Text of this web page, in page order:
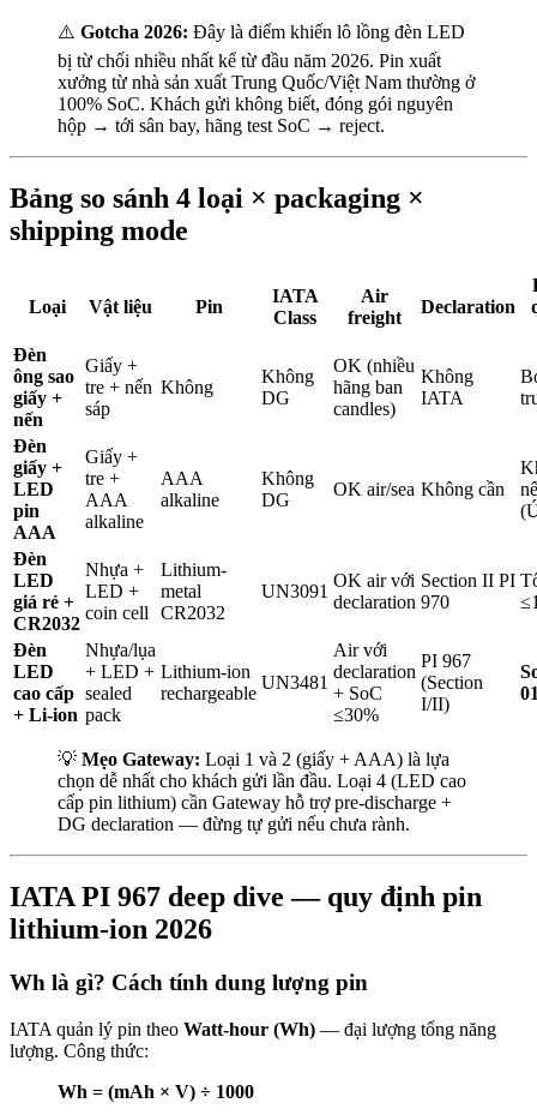
⚠️ Gotcha 2026: Đây là điểm khiến lô lồng đèn LED
bị từ chối nhiều nhất kể từ đầu năm 2026. Pin xuất
xưởng từ nhà sản xuất Trung Quốc/Việt Nam thường ở
100% SoC. Khách gửi không biết, đóng gói nguyên
hộp → tới sân bay, hãng test SoC → reject.
Bảng so sánh 4 loại × packaging ×
shipping mode
Loại Vật liệu Pin
IATA
Class
Air
freight
Declaration
Đèn
ông sao
giấy +
nến
Giấy +
tre + nến
sáp
Không
Không
DG
OK (nhiều
hãng ban
candles)
Không
IATA
Đèn
giấy +
LED
pin
AAA
Giấy +
tre +
AAA
alkaline
AAA
alkaline
Không
DG
OK air/sea Không cần
Đèn
LED
giá rẻ +
CR2032
Nhựa +
LED +
coin cell
Lithium-
metal
CR2032
UN3091
OK air với
declaration
Section II PI
970
Đèn
LED
cao cấp
+ Li-ion
Nhựa/lụa
+ LED +
sealed
pack
Lithium-ion
rechargeable
UN3481
Air với
declaration
+ SoC
≤30%
PI 967
(Section
I/II)
💡 Mẹo Gateway: Loại 1 và 2 (giấy + AAA) là lựa
chọn dễ nhất cho khách gửi lần đầu. Loại 4 (LED cao
cấp pin lithium) cần Gateway hỗ trợ pre-discharge +
DG declaration — đừng tự gửi nếu chưa rành.
IATA PI 967 deep dive — quy định pin
lithium-ion 2026
Wh là gì? Cách tính dung lượng pin
IATA quản lý pin theo Watt-hour (Wh) — đại lượng tổng năng
lượng. Công thức:
Wh = (mAh × V) ÷ 1000